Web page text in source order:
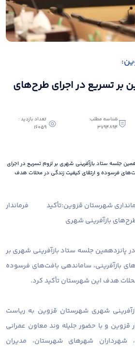
بر تسریع در اجرای طرح‌های
شناسه مطلب:
3794894
تعداد بازدید :
16059
جلسه ستاد بازآفرینی شهری بر لزوم تسریع در اجرای
فرسوده و ارتقای کیفیت زندگی در محلات هدف
شهرستان قزوین:تأکید فرماندار
بازآفرینی شهری
پانزدهمین جلسه ستاد بازآفرینی شهری بر
بازآفرینی، ساماندهی بافت‌های فرسوده
هدف این شهرستان تأکید کرد.
شهری شهرستان قزوین به ریاست
قزوین و با حضور جلیله وند معاون عمرانی
شهرداران شهرهای شهرستان، مدیران